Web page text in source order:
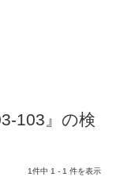
103』の検
1件中 1 - 1 件を表示